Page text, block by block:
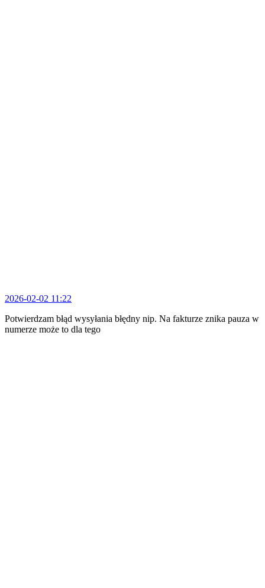
2026-02-02 11:22
Potwierdzam błąd wysyłania błędny nip. Na fakturze znika pauza w
numerze może to dla tego